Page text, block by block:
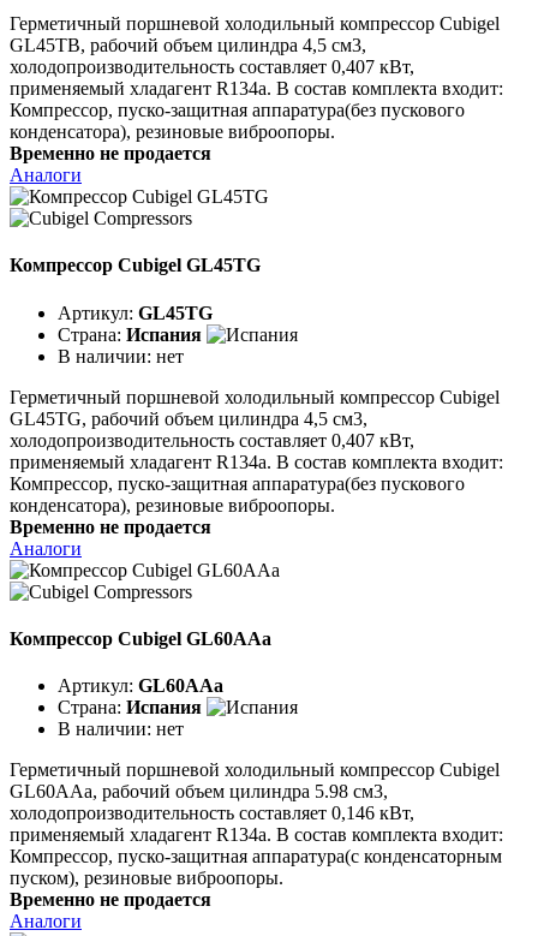
Герметичный поршневой холодильный компрессор Cubigel
GL45TB, рабочий объем цилиндра 4,5 см3,
холодопроизводительность составляет 0,407 кВт,
применяемый хладагент R134a. В состав комплекта входит:
Компрессор, пуско-защитная аппаратура(без пускового
конденсатора), резиновые виброопоры.
Временно не продается
Аналоги
Компрессор Cubigel GL45TG
Артикул: GL45TG
Страна: Испания
В наличии: нет
Герметичный поршневой холодильный компрессор Cubigel
GL45TG, рабочий объем цилиндра 4,5 см3,
холодопроизводительность составляет 0,407 кВт,
применяемый хладагент R134a. В состав комплекта входит:
Компрессор, пуско-защитная аппаратура(без пускового
конденсатора), резиновые виброопоры.
Временно не продается
Аналоги
Компрессор Cubigel GL60AAa
Артикул: GL60AAa
Страна: Испания
В наличии: нет
Герметичный поршневой холодильный компрессор Cubigel
GL60AAa, рабочий объем цилиндра 5.98 см3,
холодопроизводительность составляет 0,146 кВт,
применяемый хладагент R134a. В состав комплекта входит:
Компрессор, пуско-защитная аппаратура(с конденсаторным
пуском), резиновые виброопоры.
Временно не продается
Аналоги